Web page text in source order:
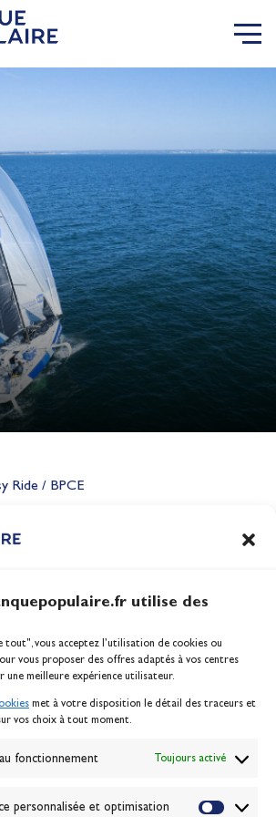
utilise des
tout", vous acceptez l’utilisation de cookies ou
vous proposer des offres adaptés à vos centres
une meilleure expérience utilisateur.
met à votre disposition le détail des traceurs et
vos choix à tout moment.
fonctionnement Toujours activé
personnalisée et optimisation
Ride / BPCE
Nolot en or à Long
2028
serveur média
des cookies
de la voile
Voile TV